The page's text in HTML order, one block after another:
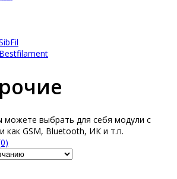
можете выбрать для себя модули с
как GSM, Bluetooth, ИК и т.п.